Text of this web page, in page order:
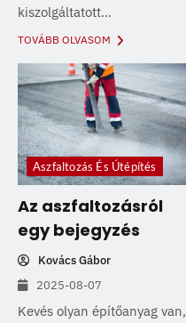
kiszolgáltatott...
TOVÁBB OLVASOM
Aszfaltozás És Útépítés
Az aszfaltozásról
egy bejegyzés
Kovács Gábor
2025-08-07
Kevés olyan építőanyag van,